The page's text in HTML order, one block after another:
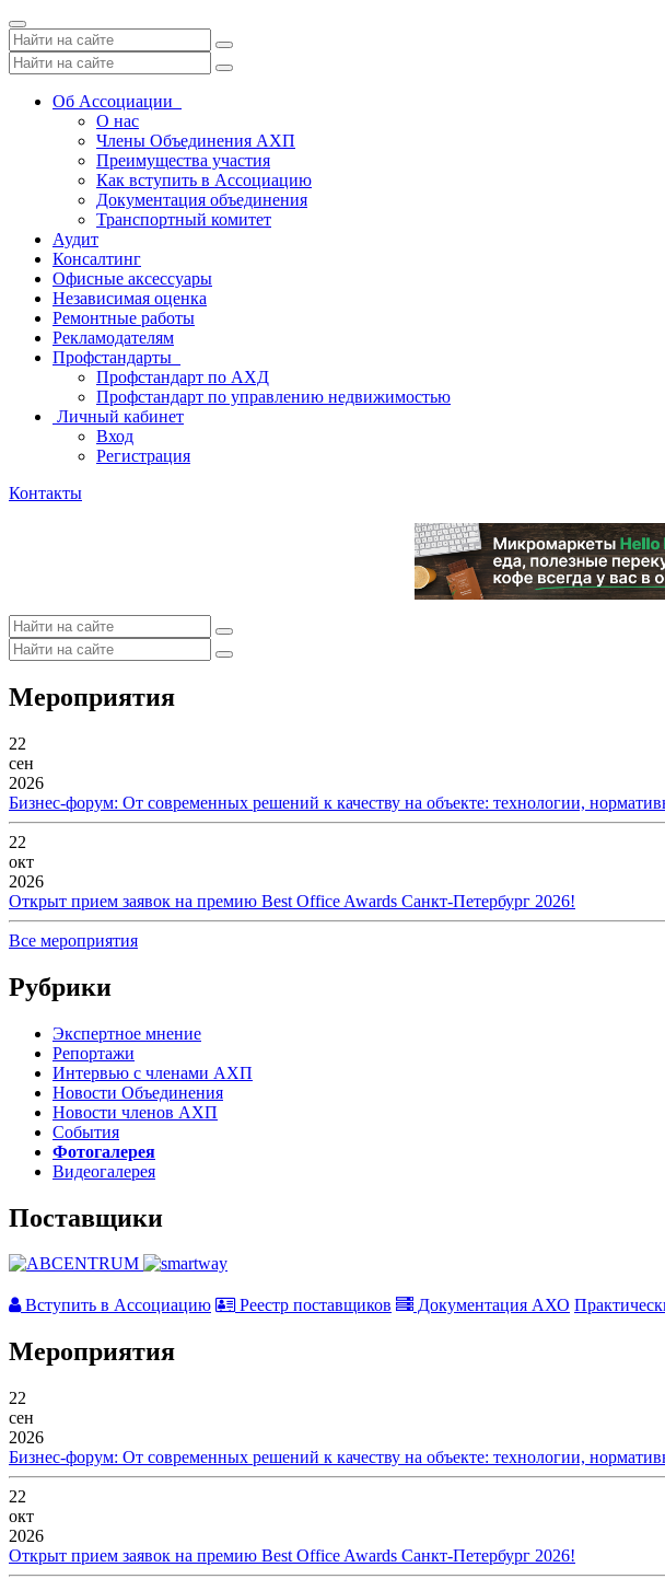
Toggle
navigation
Об Ассоциации
О нас
Члены Объединения АХП
Преимущества участия
Как вступить в Ассоциацию
Документация объединения
Транспортный комитет
Аудит
Консалтинг
Офисные аксессуары
Независимая оценка
Ремонтные работы
Рекламодателям
Профстандарты
Профстандарт по АХД
Профстандарт по управлению недвижимостью
Личный кабинет
Вход
Регистрация
Контакты
Мероприятия
22
сен
2026
Бизнес-форум: От современных решений к качеству на объекте: технологии,
22
окт
2026
Открыт прием заявок на премию Best Office Awards Санкт-Петербург 2026!
Все мероприятия
Рубрики
Экспертное мнение
Репортажи
Интервью с членами АХП
Новости Объединения
Новости членов АХП
События
Фотогалерея
Видеогалерея
Поставщики
Вступить в Ассоциацию Реестр поставщиков Документация АХО
Мероприятия
22
сен
2026
Бизнес-форум: От современных решений к качеству на объекте: технологии,
22
окт
2026
Открыт прием заявок на премию Best Office Awards Санкт-Петербург 2026!